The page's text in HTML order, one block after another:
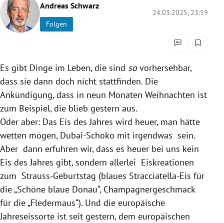
Untermenü
Untermenü
Untermenü
Untermenü
Untermenü
Untermenü
Untermenü
Untermenü
Andreas Schwarz
Folgen
24.03.2025, 23:59
Es gibt Dinge im Leben, die sind sovorhersehbar,
dass sie dann doch nicht stattfinden. Die
Ankündigung, dass in neun Monaten Weihnachten ist
zum Beispiel, die blieb gestern aus.
Oder aber: Das Eis des Jahres wird heuer, man hätte
wetten mögen, Dubai-Schoko mit irgendwas sein.
Aber dann erfuhren wir, dass es heuer bei uns kein
Eis des Jahres gibt, sondern allerlei Eiskreationen
zum Strauss-Geburtstag (blaues Stracciatella-Eis für
die „Schöne blaue Donau“, Champagnergeschmack
für die „Fledermaus“). Und die europäische
Jahreseissorte ist seit gestern, dem europäischen